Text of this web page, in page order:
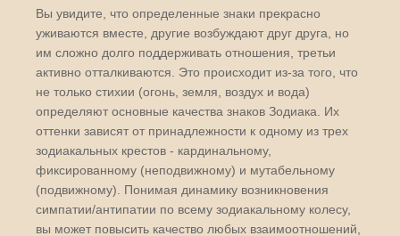
Вы увидите, что определенные знаки прекрасно
уживаются вместе, другие возбуждают друг друга, но
им сложно долго поддерживать отношения, третьи
активно отталкиваются. Это происходит из-за того, что
не только стихии (огонь, земля, воздух и вода)
определяют основные качества знаков Зодиака. Их
оттенки зависят от принадлежности к одному из трех
зодиакальных крестов - кардинальному,
фиксированному (неподвижному) и мутабельному
(подвижному). Понимая динамику возникновения
симпатии/антипатии по всему зодиакальному колесу,
вы может повысить качество любых взаимоотношений,